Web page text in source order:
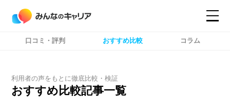
コンテンツ
コンテンツ
口コミ・評判 おすすめ比較 コラム
利用者の声をもとに徹底比較・検証
おすすめ比較記事一覧